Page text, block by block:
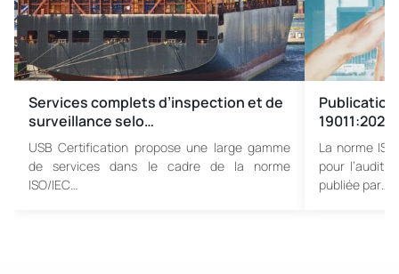
Services complets d’inspection et de
surveillance selo…
USB Certification propose une large gamme
de services dans le cadre de la norme
ISO/IEC…
Publication
La norme
pour l’audit
publiée par…